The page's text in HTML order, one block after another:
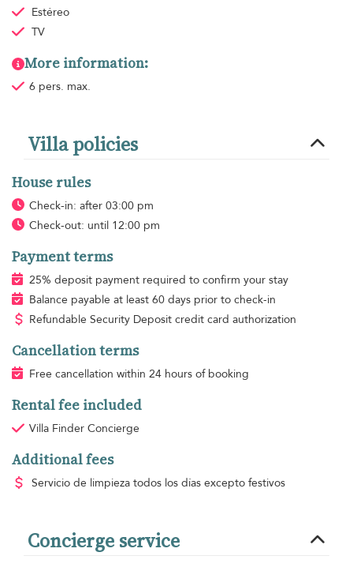
Estéreo
TV
More information:
6 pers. max.
Villa policies
House rules
Check-in: after 03:00 pm
Check-out: until 12:00 pm
Payment terms
25% deposit payment required to confirm your stay
Balance payable at least 60 days prior to check-in
Refundable Security Deposit credit card authorization
Cancellation terms
Free cancellation within 24 hours of booking
Rental fee included
Villa Finder Concierge
Additional fees
Servicio de limpieza todos los días excepto festivos
Concierge service